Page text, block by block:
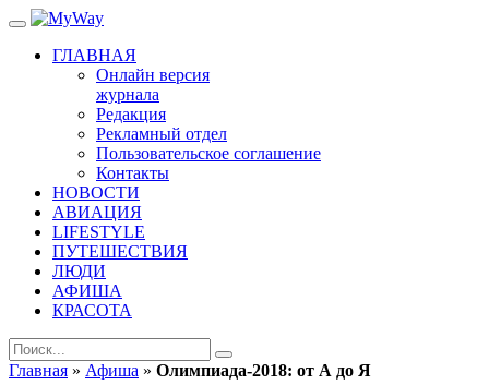
ГЛАВНАЯ
Онлайн версия
журнала
Редакция
Рекламный отдел
Пользовательское соглашение
Контакты
НОВОСТИ
АВИАЦИЯ
LIFESTYLE
ПУТЕШЕСТВИЯ
ЛЮДИ
АФИША
КРАСОТА
Главная » Афиша » Олимпиада-2018: от А до Я